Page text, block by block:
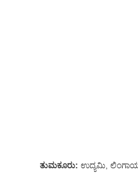
ತುಮಕೂರು: ಉದ್ಯಮಿ,